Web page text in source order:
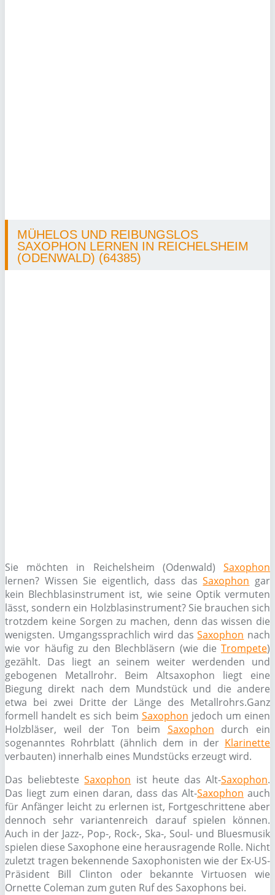
MÜHELOS UND REIBUNGSLOS
SAXOPHON LERNEN IN REICHELSHEIM
(ODENWALD) (64385)
Sie möchten in Reichelsheim (Odenwald) Saxophon
lernen? Wissen Sie eigentlich, dass dasSaxophon gar
kein Blechblasinstrument ist, wie seine Optik vermuten
lässt, sondern ein Holzblasinstrument? Sie brauchen sich
trotzdem keine Sorgen zu machen, denn das wissen die
wenigsten. Umgangssprachlich wird dasSaxophon nach
wie vor häufig zu den Blechbläsern (wie die Trompete)
gezählt. Das liegt an seinem weiter werdenden und
gebogenen Metallrohr. Beim Altsaxophon liegt eine
Biegung direkt nach dem Mundstück und die andere
etwa bei zwei Dritte der Länge des Metallrohrs.Ganz
formell handelt es sich beim Saxophon jedoch um einen
Holzbläser, weil der Ton beim Saxophon durch ein
sogenanntes Rohrblatt (ähnlich dem in der Klarinette
verbauten) innerhalb eines Mundstücks erzeugt wird.
Das beliebtesteSaxophon ist heute das Alt-Saxophon.
Das liegt zum einen daran, dass das Alt-Saxophon auch
für Anfänger leicht zu erlernen ist, Fortgeschrittene aber
dennoch sehr variantenreich darauf spielen können.
Auch in der Jazz-, Pop-, Rock-, Ska-, Soul- und Bluesmusik
spielen diese Saxophone eine herausragende Rolle. Nicht
zuletzt tragen bekennende Saxophonisten wie der Ex-US-
Präsident Bill Clinton oder bekannte Virtuosen wie
Ornette Coleman zum guten Ruf des Saxophons bei.